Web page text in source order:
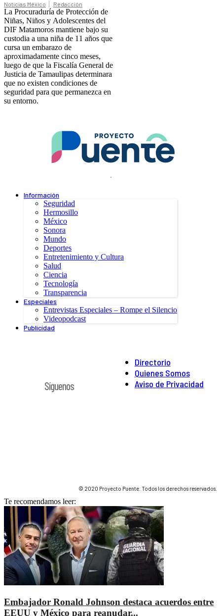
Noticias México Redacción
La Procuraduría de Protección de
Niñas, Niños y Adolescentes del
DIF Matamoros mantiene bajo su
custodia a una niña de 11 años que
cursa un embarazo de
aproximadamente cinco meses,
luego de que la Fiscalía General de
Justicia de Tamaulipas determinara
que no existen condiciones de
seguridad para que permanezca en
su entorno.
.
Información
Seguridad
Hermosillo
México
Sonora
Mundo
Deportes
Entretenimiento y Cultura
Salud
Ciencia
Tecnología
Transparencia
Especiales
Entrevistas Especiales – Rompe el Silencio
Videopodcast
Publicidad
Directorio
Quienes Somos
Aviso de Privacidad
Síguenos
© 2020 Proyecto Puente. Todos los derechos reservados.
Te recomendamos leer:
Embajador Ronald Johnson destaca acuerdos entre
EEUU y México para reanudar...